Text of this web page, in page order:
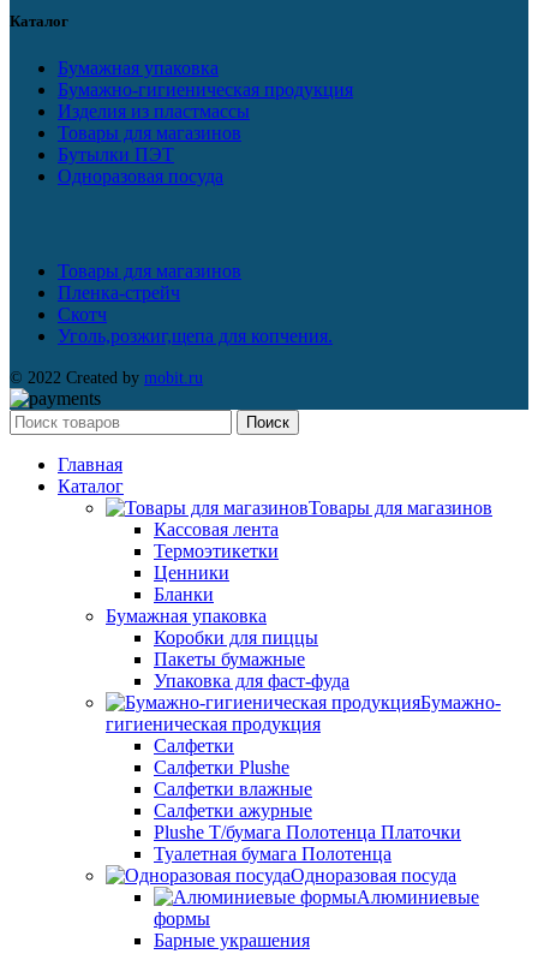
Каталог
Бумажная упаковка
Бумажно-гигиеническая продукция
Изделия из пластмассы
Товары для магазинов
Бутылки ПЭТ
Одноразовая посуда
Товары для магазинов
Пленка-стрейч
Скотч
Уголь,розжиг,щепа для копчения.
© 2022 Created by mobit.ru
Поиск
Главная
Каталог
Товары для магазинов
Кассовая лента
Термоэтикетки
Ценники
Бланки
Бумажная упаковка
Коробки для пиццы
Пакеты бумажные
Упаковка для фаст-фуда
Бумажно-
гигиеническая продукция
Салфетки
Салфетки Plushe
Салфетки влажные
Салфетки ажурные
Plushe Т/бумага Полотенца Платочки
Туалетная бумага Полотенца
Одноразовая посуда
Алюминиевые
формы
Барные украшения